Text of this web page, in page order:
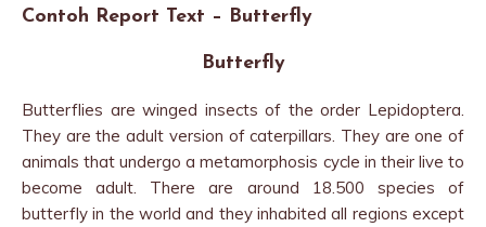
Contoh Report Text – Butterfly
Butterfly
Butterflies are winged insects of the order Lepidoptera.
They are the adult version of caterpillars. They are one of
animals that undergo a metamorphosis cycle in their live to
become adult. There are around 18.500 species of
butterfly in the world and they inhabited all regions except